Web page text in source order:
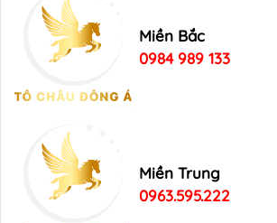
Miền Bắc
0984 989 133
Miền Trung
0963.595.222